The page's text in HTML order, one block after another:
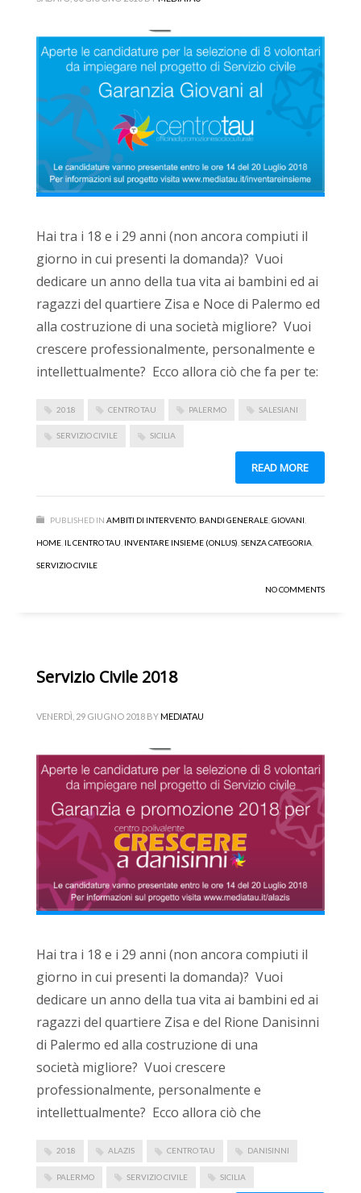
Hai tra i 18 e i 29 anni (non ancora compiuti il
giorno in cui presenti la domanda)? Vuoi
dedicare un anno della tua vita ai bambini ed ai
ragazzi del quartiere Zisa e Noce di Palermo ed
alla costruzione di una società migliore? Vuoi
crescere professionalmente, personalmente e
intellettualmente? Ecco allora ciò che fa per te:
2018 CENTRO TAU PALERMO SALESIANI
SERVIZIO CIVILE SICILIA
READ MORE
PUBLISHED IN AMBITI DI INTERVENTO BANDI GENERALE GIOVANI
HOME IL CENTRO TAU INVENTARE INSIEME (ONLUS) SENZA CATEGORIA
SERVIZIO CIVILE
NO COMMENTS
Servizio Civile 2018
VENERDÌ, 29 GIUGNO 2018 BYMEDIATAU
Hai tra i 18 e i 29 anni (non ancora compiuti il
giorno in cui presenti la domanda)? Vuoi
dedicare un anno della tua vita ai bambini ed ai
ragazzi del quartiere Zisa e del Rione Danisinni
di Palermo ed alla costruzione di una
società migliore? Vuoi crescere
professionalmente, personalmente e
intellettualmente? Ecco allora ciò che
2018 ALAZIS CENTRO TAU DANISINNI
PALERMO SERVIZIO CIVILE SICILIA